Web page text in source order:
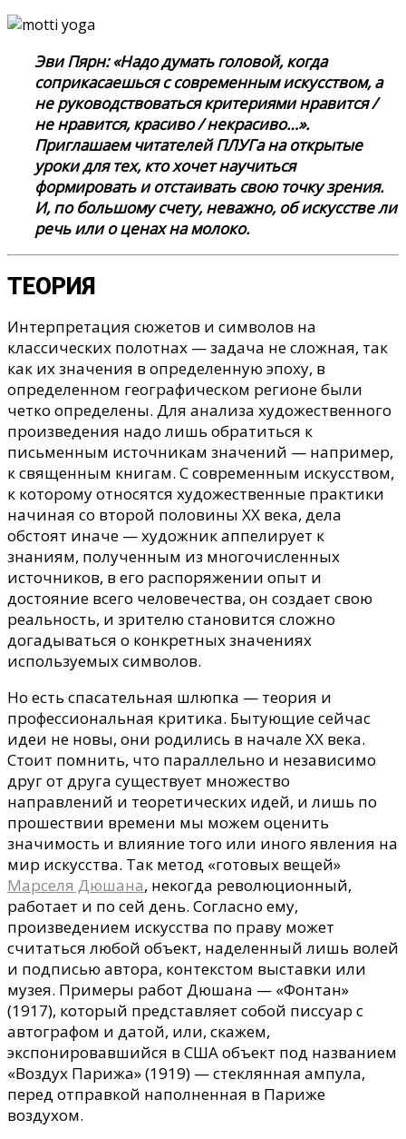
Эви Пярн: «Надо думать головой, когда
соприкасаешься с современным искусством, а
не руководствоваться критериями нравится /
не нравится, красиво / некрасиво…».
Приглашаем читателей ПЛУГа на открытые
уроки для тех, кто хочет научиться
формировать и отстаивать свою точку зрения.
И, по большому счету, неважно, об искусстве ли
речь или о ценах на молоко.
ТЕОРИЯ
Интерпретация сюжетов и символов на
классических полотнах — задача не сложная, так
как их значения в определенную эпоху, в
определенном географическом регионе были
четко определены. Для анализа художественного
произведения надо лишь обратиться к
письменным источникам значений — например,
к священным книгам. С современным искусством,
к которому относятся художественные практики
начиная со второй половины ХХ века, дела
обстоят иначе — художник аппелирует к
знаниям, полученным из многочисленных
источников, в его распоряжении опыт и
достояние всего человечества, он создает свою
реальность, и зрителю становится сложно
догадываться о конкретных значениях
используемых символов.
Но есть спасательная шлюпка — теория и
профессиональная критика. Бытующие сейчас
идеи не новы, они родились в начале ХХ века.
Стоит помнить, что параллельно и независимо
друг от друга существует множество
направлений и теоретических идей, и лишь по
прошествии времени мы можем оценить
значимость и влияние того или иного явления на
мир искусства. Так метод «готовых вещей»
Марселя Дюшана, некогда революционный,
работает и по сей день. Согласно ему,
произведением искусства по праву может
считаться любой объект, наделенный лишь волей
и подписью автора, контекстом выставки или
музея. Примеры работ Дюшана — «Фонтан»
(1917), который представляет собой писсуар с
автографом и датой, или, скажем,
экспонировавшийся в США объект под названием
«Воздух Парижа» (1919) — стеклянная ампула,
перед отправкой наполненная в Париже
воздухом.